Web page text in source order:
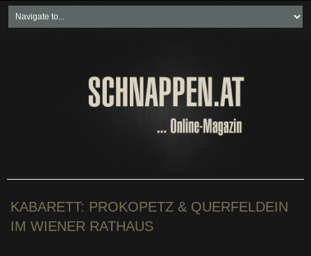
Neueste Beiträge
Soziales & Projekte
KABARETT: PROKOPETZ & QUERFELDEIN
IM WIENER RATHAUS